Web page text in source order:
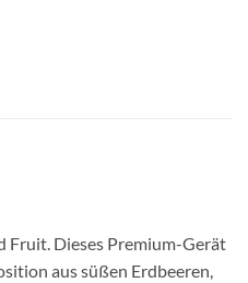
Fruit. Dieses Premium-Gerät
aus süßen Erdbeeren,